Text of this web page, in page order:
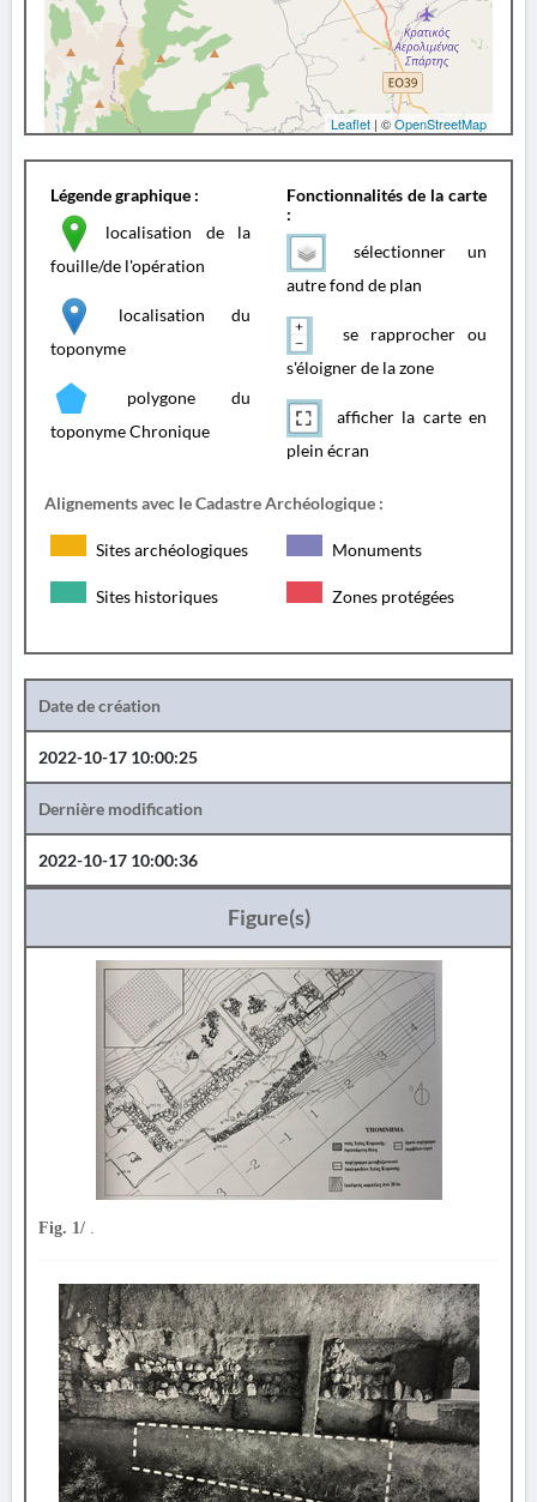
Leaflet | ©OpenStreetMap
Légende graphique :
localisation de la
fouille/de l'opération
localisation du
toponyme
polygone du
toponyme Chronique
Fonctionnalités de la carte
:
sélectionner un
autre fond de plan
se rapprocher ou
s'éloigner de la zone
afficher la carte en
plein écran
Alignements avec le Cadastre Archéologique :
Sites archéologiques Monuments
Sites historiques Zones protégées
Date de création
2022-10-17 10:00:25
Dernière modification
2022-10-17 10:00:36
Figure(s)
Fig. 1/ .